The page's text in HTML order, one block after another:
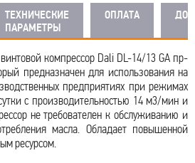
ТЕХНИЧЕСКИЕ
ПАРАМЕТРЫ
ОПЛАТА
компрессор Dali DL-14/13 GA пр-
предназначен для использования на
предприятиях при режимах
с производительностью 14 м3/мин и
не требователен к обслуживанию и
масла. Обладает повышенной
ресурсом.